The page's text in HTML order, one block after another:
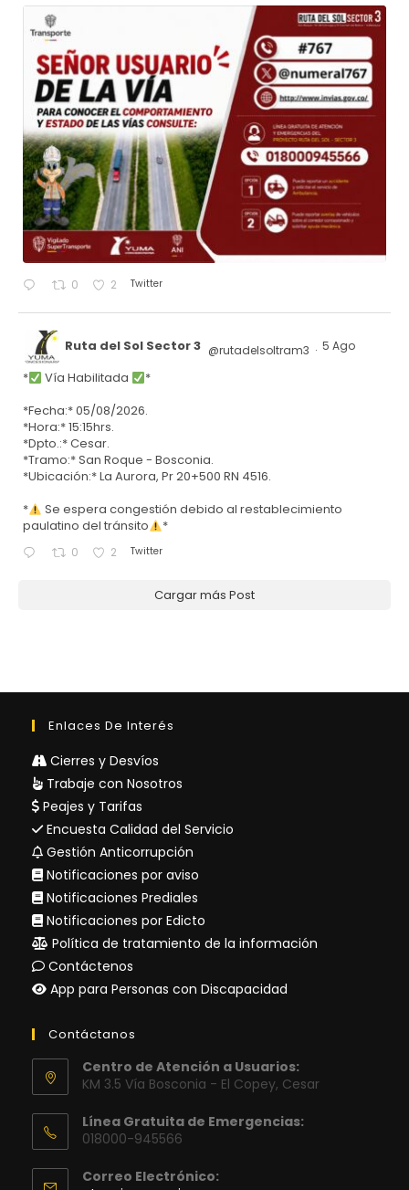
0 2 Twitter
Ruta del Sol Sector 3 @rutadelsoltram3 · 5 Ago
* Vía Habilitada
*
*Fecha:* 05/08/2026.
*Hora:* 15:15hrs.
*Dpto.:* Cesar.
*Tramo:* San Roque - Bosconia.
*Ubicación:* La Aurora, Pr 20+500 RN 4516.
*
Se espera congestión debido al restablecimiento
paulatino del tránsito
*
0 2 Twitter
Cargar más Post
Enlaces De Interés
Cierres y Desvíos
Trabaje con Nosotros
Peajes y Tarifas
Encuesta Calidad del Servicio
Gestión Anticorrupción
Notificaciones por aviso
Notificaciones Prediales
Notificaciones por Edicto
Política de tratamiento de la información
Contáctenos
App para Personas con Discapacidad
Contáctanos
Centro de Atención a Usuarios:
KM 3.5 Vía Bosconia - El Copey, Cesar
Línea Gratuita de Emergencias:
018000-945566
Correo Electrónico: